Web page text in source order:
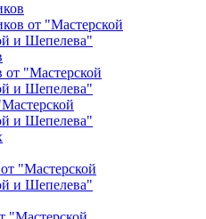
от "Мастерской
и Шепелева"
от "Мастерской
и Шепелева"
и Шепелева"
"Мастерской
и Шепелева"